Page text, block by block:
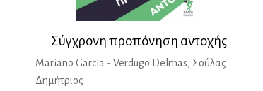
Σύγχρονη προπόνηση αντοχής
Mariano Garcia - Verdugo Delmas, Σούλας
Δημήτριος